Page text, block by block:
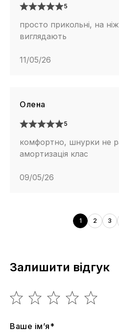
5
просто прикольні, на
виглядають
11/05/26
Олена
5
комфортно, шнурки не
амортизація клас
09/05/26
1 2 3
Залишити відгук
Ваше ім’я*